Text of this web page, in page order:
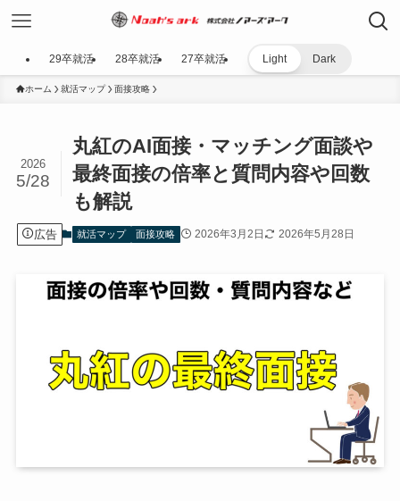
29卒就活 28卒就活 27卒就活 Light Dark
ホーム 就活マップ 面接攻略
丸紅のAI面接・マッチング面談や
最終面接の倍率と質問内容や回数
も解説
2026
5/28
広告 就活マップ 面接攻略 2026年3月2日 2026年5月28日